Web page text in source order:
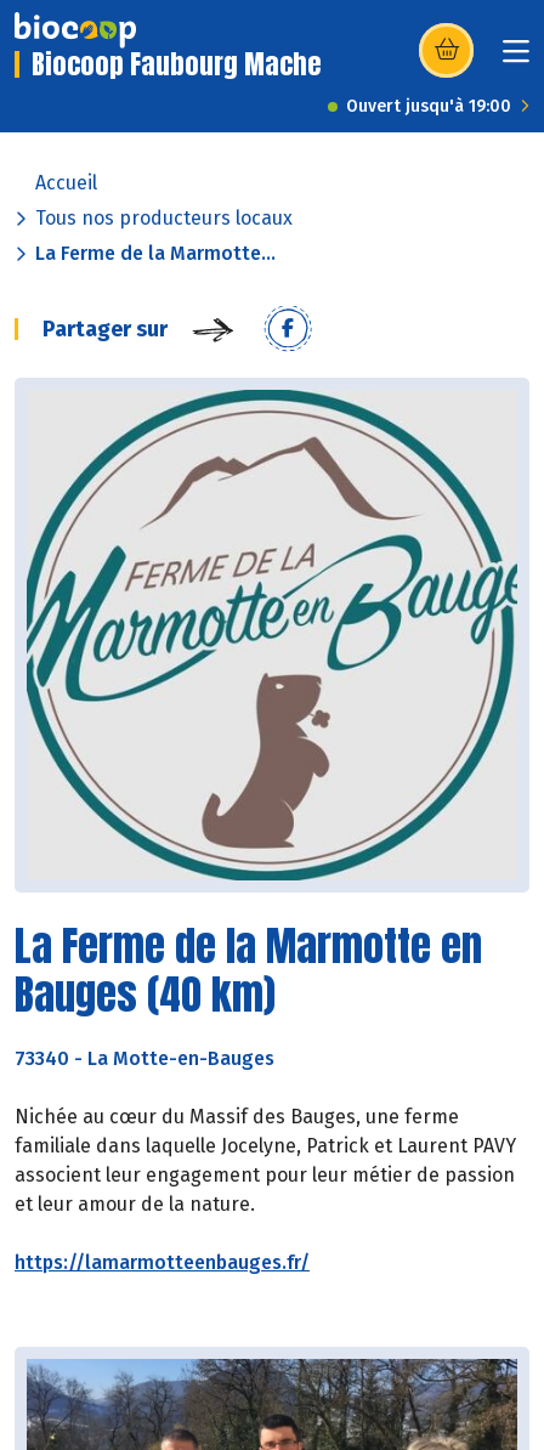
Biocoop Faubourg Mache (s’ouvre dans
Ouvert jusqu'à 19:00
Accueil
Tous nos producteurs locaux
La Ferme de la Marmotte...
Partager sur
La Ferme de la Marmotte en
Bauges (40 km)
73340 - La Motte-en-Bauges
Nichée au cœur du Massif des Bauges, une ferme
familiale dans laquelle Jocelyne, Patrick et Laurent PAVY
associent leur engagement pour leur métier de passion
et leur amour de la nature.
https://lamarmotteenbauges.fr/